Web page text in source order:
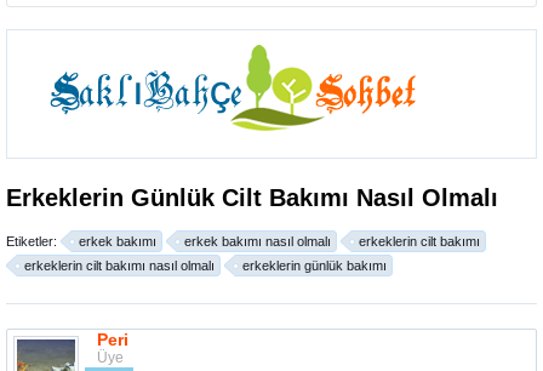
Erkeklerin Günlük Cilt Bakımı Nasıl Olmalı
Etiketler: erkek bakımı erkek bakımı nasıl olmalı
erkeklerin cilt bakımı
erkeklerin cilt bakımı nasıl olmalı
erkeklerin günlük bakımı
Peri
Üye